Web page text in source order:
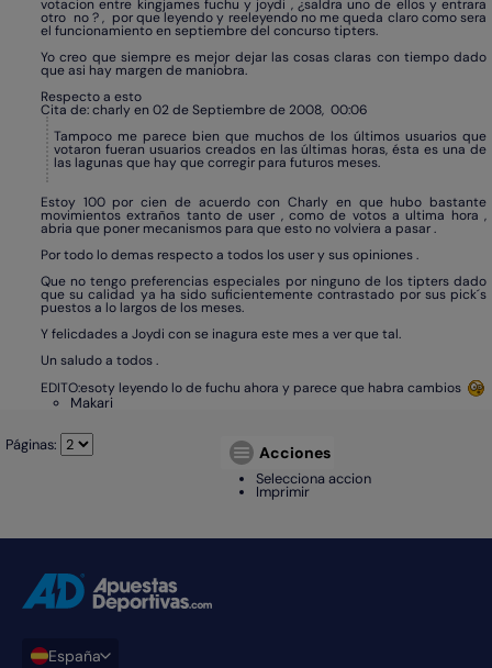
votacion entre kingjames fuchu y joydi , ¿saldra uno de ellos y entrara
otro no ? , por que leyendo y reeleyendo no me queda claro como sera
el funcionamiento en septiembre del concurso tipters.
Yo creo que siempre es mejor dejar las cosas claras con tiempo dado
que asi hay margen de maniobra.
Respecto a esto
Cita de: charly en 02 de Septiembre de 2008, 00:06
Tampoco me parece bien que muchos de los últimos usuarios que
votaron fueran usuarios creados en las últimas horas, ésta es una de
las lagunas que hay que corregir para futuros meses.
Estoy 100 por cien de acuerdo con Charly en que hubo bastante
movimientos extraños tanto de user , como de votos a ultima hora ,
abria que poner mecanismos para que esto no volviera a pasar .
Por todo lo demas respecto a todos los user y sus opiniones .
Que no tengo preferencias especiales por ninguno de los tipters dado
que su calidad ya ha sido suficientemente contrastado por sus pick´s
puestos a lo largos de los meses.
Y felicdades a Joydi con se inagura este mes a ver que tal.
Un saludo a todos .
EDITO:esoty leyendo lo de fuchu ahora y parece que habra cambios
Makari
Páginas: Acciones
Selecciona accion
Imprimir
España